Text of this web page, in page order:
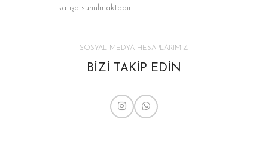
satışa sunulmaktadır.
SOSYAL MEDYA HESAPLARIMIZ
BİZİ TAKİP EDİN